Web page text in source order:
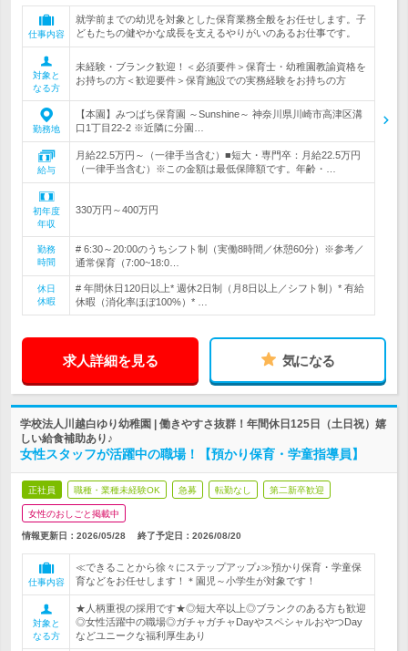
仕事内容
就学前までの幼児を対象とした保育業務全般をお任せします。子
どもたちの健やかな成長を支えるやりがいのあるお仕事です。
対象と
なる方
未経験・ブランク歓迎！＜必須要件＞保育士・幼稚園教諭資格を
お持ちの方＜歓迎要件＞保育施設での実務経験をお持ちの方
勤務地
【本園】みつばち保育園 ～Sunshine～ 神奈川県川崎市高津区溝
口1丁目22-2 ※近隣に分園…
給与
月給22.5万円～（一律手当含む）■短大・専門卒：月給22.5万円
（一律手当含む）※この金額は最低保障額です。年齢・…
初年度
年収
330万円～400万円
勤務
時間
# 6:30～20:00のうちシフト制（実働8時間／休憩60分）※参考／
通常保育（7:00~18:0…
休日
休暇
# 年間休日120日以上* 週休2日制（月8日以上／シフト制）* 有給
休暇（消化率ほぼ100%）* …
求人詳細を見る 気になる
学校法人川越白ゆり幼稚園 | 働きやすさ抜群！年間休日125日（土日祝）嬉
しい給食補助あり♪
女性スタッフが活躍中の職場！【預かり保育・学童指導員】
正社員 職種・業種未経験OK 急募 転勤なし 第二新卒歓迎
女性のおしごと掲載中
情報更新日：2026/05/28 終了予定日： 2026/08/20
仕事内容
≪できることから徐々にステップアップ♪≫預かり保育・学童保
育などをお任せします！＊園児～小学生が対象です！
対象と
なる方
★人柄重視の採用です★◎短大卒以上◎ブランクのある方も歓迎
◎女性活躍中の職場◎ガチャガチャDayやスペシャルおやつDay
などユニークな福利厚生あり